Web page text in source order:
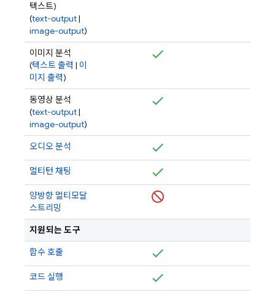
텍스트)
(text-output|
image-output)
이미지 분석
(텍스트 출력 | 이
미지 출력)
동영상 분석
(text-output|
image-output)
오디오 분석
멀티턴 채팅
양방향 멀티모달
스트리밍
지원되는 도구
함수 호출
코드 실행